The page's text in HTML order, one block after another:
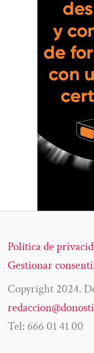
Política de
Gestionar
Copyright 2024.
Tel: 666 01 41 00